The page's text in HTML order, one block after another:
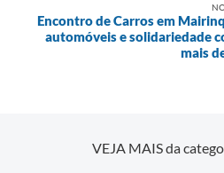
Encontro de Carros em
automóveis e solidariedade
mais
VEJA MAIS da